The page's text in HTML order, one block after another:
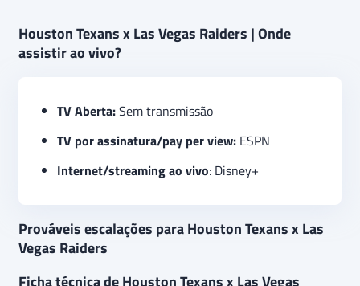
Houston Texans x Las Vegas Raiders | Onde
assistir ao vivo?
TV Aberta:Sem transmissão
TV por assinatura/pay per view: ESPN
Internet/streaming ao vivo: Disney+
Prováveis escalações para Houston Texans x Las
Vegas Raiders
Ficha técnica de Houston Texans x Las Vegas